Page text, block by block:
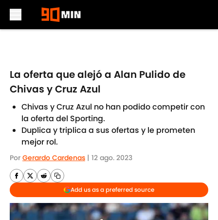
La oferta que alejó a Alan Pulido de
Chivas y Cruz Azul
Chivas y Cruz Azul no han podido competir con
la oferta del Sporting.
Duplica y triplica a sus ofertas y le prometen
mejor rol.
Por Gerardo Cardenas | 12 ago. 2023
Add us as a preferred source